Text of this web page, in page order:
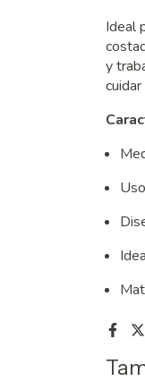
Ideal
y